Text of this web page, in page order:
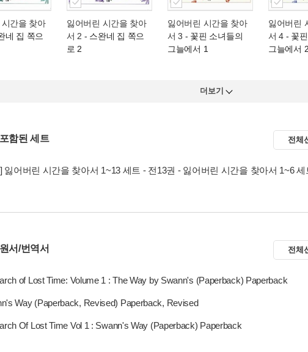
간을 찾아
네 집 쪽으
잃어버린 시간을 찾아
서 2 - 스완네 집 쪽으
로 2
잃어버린 시간을 찾아
서 3 - 꽃핀 소녀들의
그늘에서 1
잃어버린
서 4 - 꽃
그늘에서 2
더보기
함된 세트 전체
잃어버린 시간을 찾아서 1~13 세트 - 전13권 - 잃어버린 시간을 찾아서 1~6
서/번역서 전체
of Lost Time: Volume 1 : The Way by Swann's (Paperback) Paperback
Way (Paperback, Revised) Paperback, Revised
Of Lost Time Vol 1 : Swann's Way (Paperback) Paperback